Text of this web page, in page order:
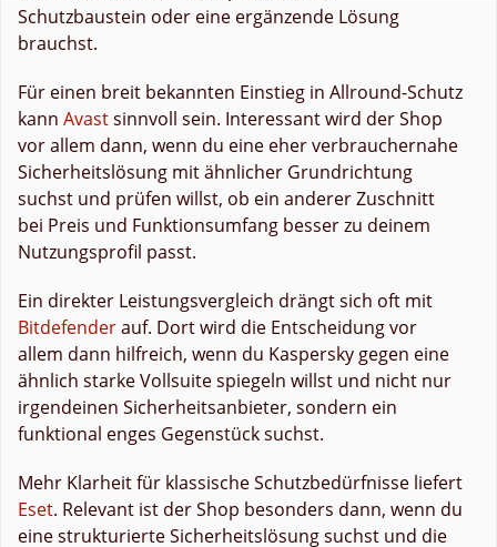
Schutzbaustein oder eine ergänzende Lösung
brauchst.
Für einen breit bekannten Einstieg in Allround-Schutz
kann Avastsinnvoll sein. Interessant wird der Shop
vor allem dann, wenn du eine eher verbrauchernahe
Sicherheitslösung mit ähnlicher Grundrichtung
suchst und prüfen willst, ob ein anderer Zuschnitt
bei Preis und Funktionsumfang besser zu deinem
Nutzungsprofil passt.
Ein direkter Leistungsvergleich drängt sich oft mit
Bitdefenderauf. Dort wird die Entscheidung vor
allem dann hilfreich, wenn du Kaspersky gegen eine
ähnlich starke Vollsuite spiegeln willst und nicht nur
irgendeinen Sicherheitsanbieter, sondern ein
funktional enges Gegenstück suchst.
Mehr Klarheit für klassische Schutzbedürfnisse liefert
Eset. Relevant ist der Shop besonders dann, wenn du
eine strukturierte Sicherheitslösung suchst und die